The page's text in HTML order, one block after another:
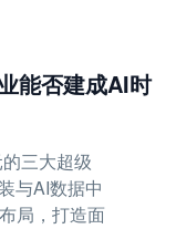
能否建成AI时
三大超级
与AI数据中
局，打造面